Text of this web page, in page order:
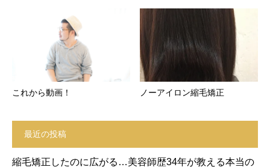
これから動画！ ノーアイロン縮毛矯正
最近の投稿
縮毛矯正したのに広がる…美容師歴34年が教える本当の